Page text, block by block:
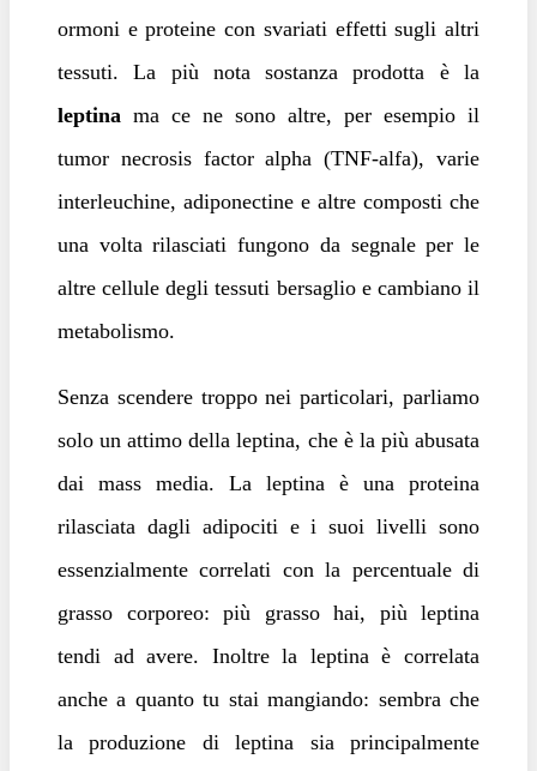
ormoni e proteine con svariati effetti sugli altri
tessuti. La più nota sostanza prodotta è la
leptina ma ce ne sono altre, per esempio il
tumor necrosis factor alpha (TNF-alfa), varie
interleuchine, adiponectine e altre composti che
una volta rilasciati fungono da segnale per le
altre cellule degli tessuti bersaglio e cambiano il
metabolismo.
Senza scendere troppo nei particolari, parliamo
solo un attimo della leptina, che è la più abusata
dai mass media. La leptina è una proteina
rilasciata dagli adipociti e i suoi livelli sono
essenzialmente correlati con la percentuale di
grasso corporeo: più grasso hai, più leptina
tendi ad avere. Inoltre la leptina è correlata
anche a quanto tu stai mangiando: sembra che
la produzione di leptina sia principalmente